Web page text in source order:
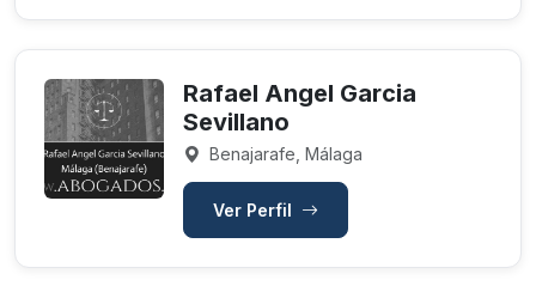
Rafael Angel Garcia
Sevillano
Benajarafe, Málaga
Ver Perfil